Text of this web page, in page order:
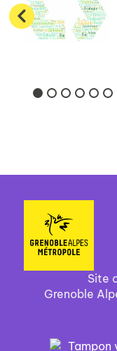
Site
Grenoble